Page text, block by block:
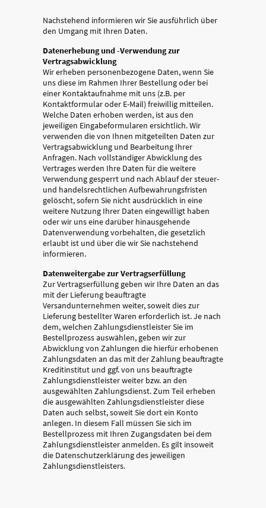
Nachstehend informieren wir Sie ausführlich über
den Umgang mit Ihren Daten.
Datenerhebung und -Verwendung zur
Vertragsabwicklung
Wir erheben personenbezogene Daten, wenn Sie
uns diese im Rahmen Ihrer Bestellung oder bei
einer Kontaktaufnahme mit uns (z.B. per
Kontaktformular oder E-Mail) freiwillig mitteilen.
Welche Daten erhoben werden, ist aus den
jeweiligen Eingabeformularen ersichtlich. Wir
verwenden die von Ihnen mitgeteilten Daten zur
Vertragsabwicklung und Bearbeitung Ihrer
Anfragen. Nach vollständiger Abwicklung des
Vertrages werden Ihre Daten für die weitere
Verwendung gesperrt und nach Ablauf der steuer-
und handelsrechtlichen Aufbewahrungsfristen
gelöscht, sofern Sie nicht ausdrücklich in eine
weitere Nutzung Ihrer Daten eingewilligt haben
oder wir uns eine darüber hinausgehende
Datenverwendung vorbehalten, die gesetzlich
erlaubt ist und über die wir Sie nachstehend
informieren.
Datenweitergabe zur Vertragserfüllung
Zur Vertragserfüllung geben wir Ihre Daten an das
mit der Lieferung beauftragte
Versandunternehmen weiter, soweit dies zur
Lieferung bestellter Waren erforderlich ist. Je nach
dem, welchen Zahlungsdienstleister Sie im
Bestellprozess auswählen, geben wir zur
Abwicklung von Zahlungen die hierfür erhobenen
Zahlungsdaten an das mit der Zahlung beauftragte
Kreditinstitut und ggf. von uns beauftragte
Zahlungsdienstleister weiter bzw. an den
ausgewählten Zahlungsdienst. Zum Teil erheben
die ausgewählten Zahlungsdienstleister diese
Daten auch selbst, soweit Sie dort ein Konto
anlegen. In diesem Fall müssen Sie sich im
Bestellprozess mit Ihren Zugangsdaten bei dem
Zahlungsdienstleister anmelden. Es gilt insoweit
die Datenschutzerklärung des jeweiligen
Zahlungsdienstleisters.